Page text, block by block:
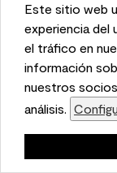
This website
and to analyze
We also share
with our social
partners.
Este sitio web
experiencia del
el tráfico en
información
nuestros
análisis.
Q:
should I
1 Answer